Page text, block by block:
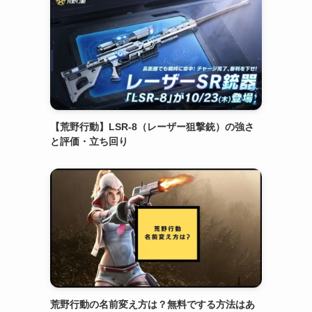
【荒野行動】LSR-8（レーザー狙撃銃）の強さ
と評価・立ち回り
荒野行動の名前変え方は？無料でする方法はあ